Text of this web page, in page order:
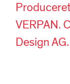
VERPAN.
Design AG.